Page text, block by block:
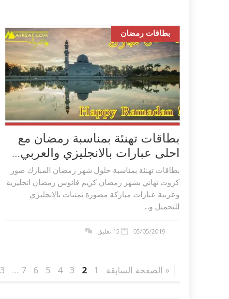
بطاقات رمضان
بطاقات تهنئة بمناسبة رمضان مع
احلى عبارات بالانجليزي والعربي...
بطاقات تهنئة بمناسبة حلول شهر رمضان المبارك صور
كروت تهاني بشهر رمضان كريم فانوس رمضان انجليزية
وعربية عبارات مباركة مصورة تمنيات بالانجليزي
للتحميل و...
05/05/2019 15 تعليق
« الصفحة السابقة 1
2
3
4
5
6
7
…